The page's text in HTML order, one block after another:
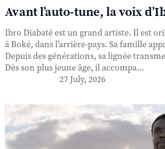
Avant l’auto-tune, la voix
Ibro Diabaté est un grand artiste. Il est
à Boké, dans l’arrière-pays. Sa famille
Depuis des générations, sa lignée
Dès son plus jeune âge, il accompa...
27 July, 2026